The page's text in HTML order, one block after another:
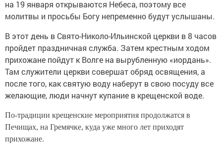
на 19 января открываются Небеса, поэтому все
молитвы и просьбы Богу непременно будут услышаны.
В этот день в Свято-Николо-Ильинской церкви в 8 часов
пройдет праздничная служба. Затем крестным ходом
прихожане пойдут к Волге на вырубленную «иордань».
Там служители церкви совершат обряд освящения, а
после того, как святую воду наберут в свою посуду все
желающие, люди начнут купание в крещенской воде.
По-традиции крещенские мероприятия продолжатся в
Печищах, на Гремячке, куда уже много лет приходят
прихожане.